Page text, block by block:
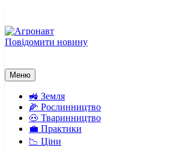
вмісту
Повідомити новину
Меню
🚜 Земля
🌽 Рослинництво
🐽 Тваринництво
💼 Практики
📉 Ціни